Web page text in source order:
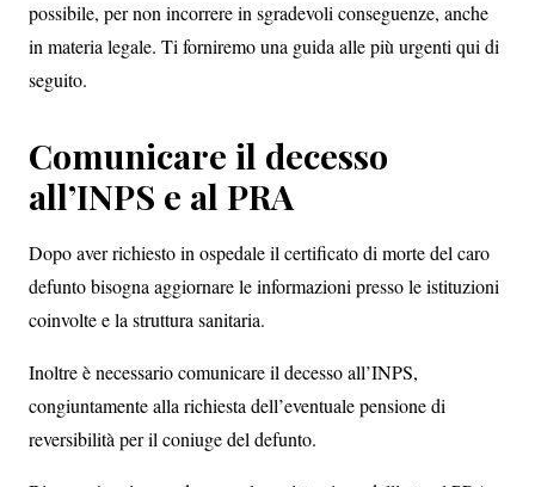
possibile, per non incorrere in sgradevoli conseguenze, anche
in materia legale. Ti forniremo una guida alle più urgenti qui di
seguito.
Comunicare il decesso
all’INPS e al PRA
Dopo aver richiesto in ospedale il certificato di morte del caro
defunto bisogna aggiornare le informazioni presso le istituzioni
coinvolte e la struttura sanitaria.
Inoltre è necessario comunicare il decesso all’INPS,
congiuntamente alla richiesta dell’eventuale pensione di
reversibilità per il coniuge del defunto.